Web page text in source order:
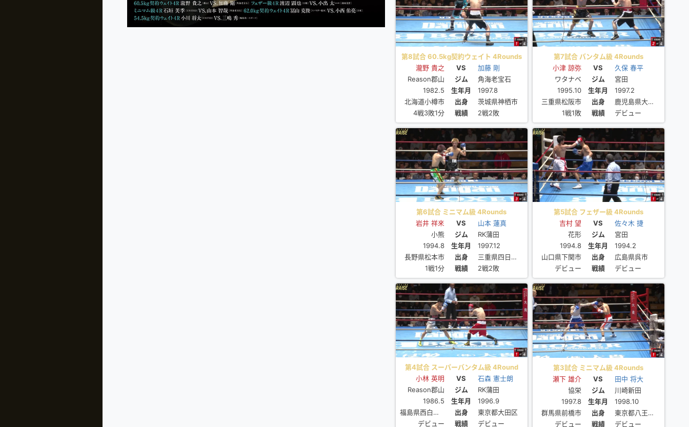
第8試合 60.5kg契約ウェイト 4Rounds
瀧野 貴之
VS
加藤 剛
Reason郡山
ジム
角海老宝石
1982.5
生年月
1997.8
北海道小樽市
出身
茨城県神栖市
4戦3敗1分
戦績 2戦2敗
第7試合 バンタム級 4Rounds
小津 諒弥
VS
久保 春平
ワタナベ
ジム
宮田
1995.10
生年月
1997.2
三重県松阪市
出身
鹿児島県大島郡喜界町
1戦1敗
戦績 デビュー
第6試合 ミニマム級 4Rounds
岩井 祥來
VS
山本 蓮真
小熊
ジム
RK蒲田
1994.8
生年月
1997.12
長野県松本市
出身
三重県四日市市
1戦1分
戦績 2戦2敗
第5試合 フェザー級 4Rounds
吉村 望
VS
佐々木 捷
花形
ジム
宮田
1994.8
生年月
1994.2
山口県下関市
出身
広島県呉市
デビュー
戦績 デビュー
第4試合 スーパーバンタム級 4Round
小林 英明
VS
石森 憲士朗
Reason郡山
ジム
RK蒲田
1986.5
生年月
1996.9
福島県西白河郡泉崎村
出身
東京都大田区
デビュー
戦績 デビュー
第3試合 ミニマム級 4Rounds
瀬下 雄介
VS
田中 将大
協栄
ジム
川崎新田
1997.8
生年月
1998.10
群馬県前橋市
出身
東京都八王子市
デビュー
戦績 デビュー